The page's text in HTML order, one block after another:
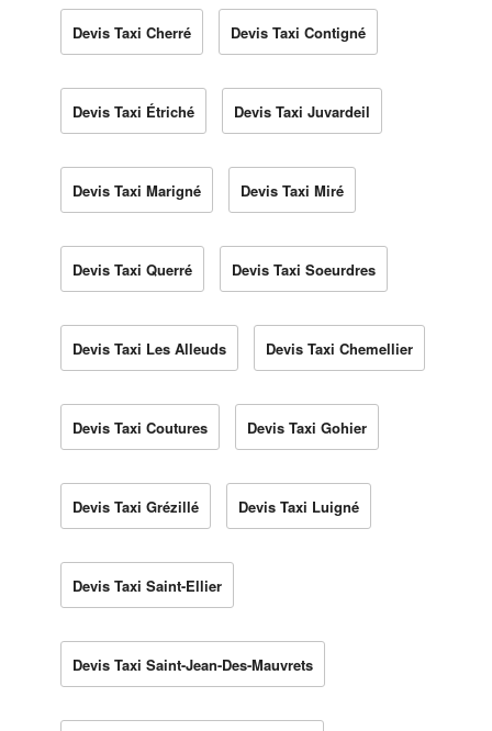
Devis Taxi Cherré Devis Taxi Contigné
Devis Taxi Étriché Devis Taxi Juvardeil
Devis Taxi Marigné Devis Taxi Miré
Devis Taxi Querré Devis Taxi Soeurdres
Devis Taxi Les Alleuds Devis Taxi Chemellier
Devis Taxi Coutures Devis Taxi Gohier
Devis Taxi Grézillé Devis Taxi Luigné
Devis Taxi Saint-Ellier
Devis Taxi Saint-Jean-Des-Mauvrets